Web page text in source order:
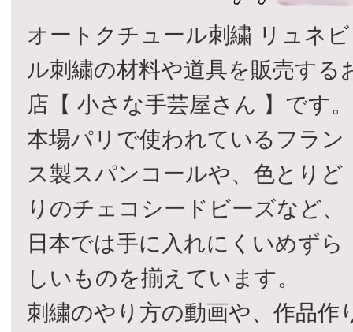
オートクチュール刺繍 リュネビ
ル刺繍の材料や道具を販売する
店【 小さな手芸屋さん 】です。
本場パリで使われているフラン
ス製スパンコールや、色とりど
りのチェコシードビーズなど、
日本では手に入れにくいめずら
しいものを揃えています。
刺繍のやり方の動画や、作品作